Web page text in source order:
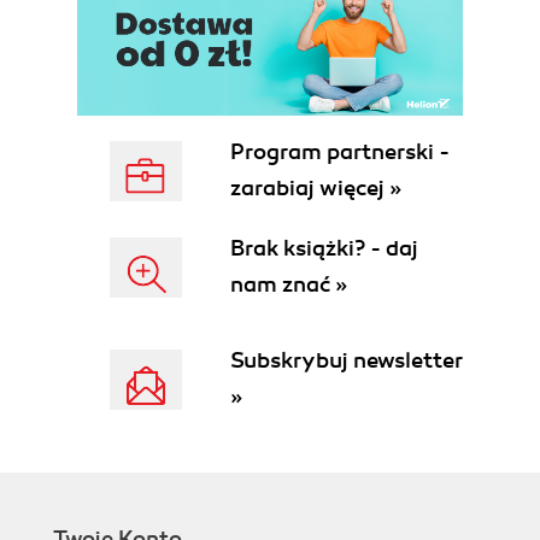
Autocorrelation and Partial
Autocorrelation
Cross-Correlation
Stationarity
Trend and Seasonality
Preparing a Dataset
Domains
Tokenizing Time Series Data
Fine-Tuning Chronos
PatchTST: A Time Series Is Worth 64 Words
Program partnerski -
zarabiaj więcej »
Brak książki? - daj
nam znać »
Subskrybuj newsletter
»